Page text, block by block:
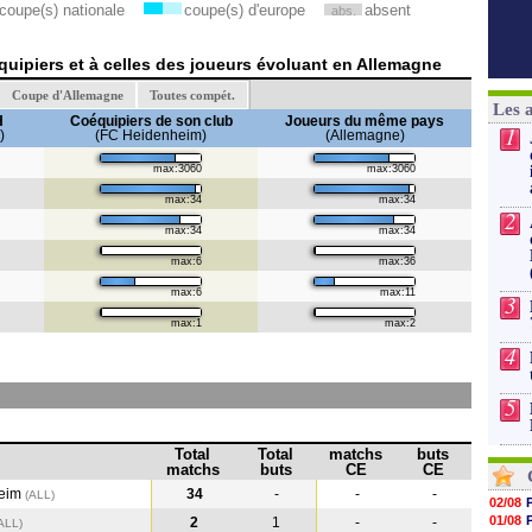
coupe(s) nationale coupe(s) d'europe abs. absent
et à celles des joueurs évoluant en Allemagne
Coupe d'Allemagne Toutes compét.
Coéquipiers de son club
(FC Heidenheim)
Joueurs du même pays
(Allemagne)
max:3060 max:3060
max:34 max:34
max:34 max:34
max:6 max:36
max:6 max:11
max:1 max:2
Total
matchs
Total
buts
matchs
CE
buts
CE
(ALL) 34 - -
-
) 2 1 -
-
Les
1
2
3
4
5
02/08
01/08